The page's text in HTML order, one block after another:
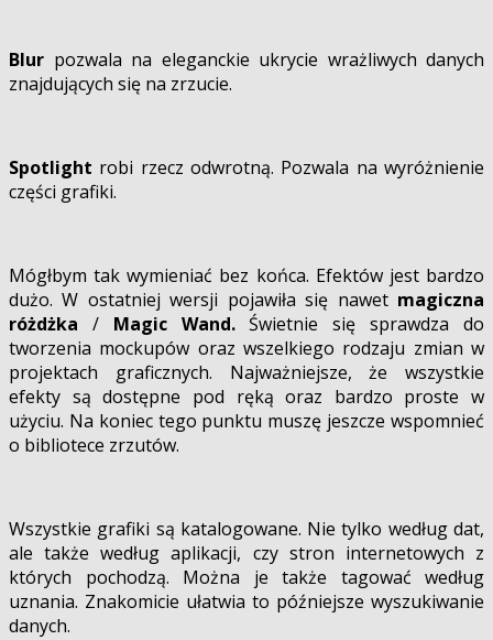
Blur pozwala na eleganckie ukrycie wrażliwych danych
znajdujących się na zrzucie.
Spotlight robi rzecz odwrotną. Pozwala na wyróżnienie
części grafiki.
Mógłbym tak wymieniać bez końca. Efektów jest bardzo
dużo. W ostatniej wersji pojawiła się nawet magiczna
różdżka / Magic Wand.Świetnie się sprawdza do
tworzenia mockupów oraz wszelkiego rodzaju zmian w
projektach graficznych. Najważniejsze, że wszystkie
efekty są dostępne pod ręką oraz bardzo proste w
użyciu. Na koniec tego punktu muszę jeszcze wspomnieć
o bibliotece zrzutów.
Wszystkie grafiki są katalogowane. Nie tylko według dat,
ale także według aplikacji, czy stron internetowych z
których pochodzą. Można je także tagować według
uznania. Znakomicie ułatwia to późniejsze wyszukiwanie
danych.